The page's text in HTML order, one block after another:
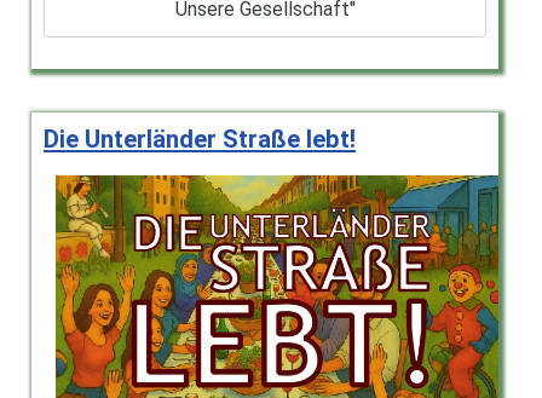
Unsere Gesellschaft"
Die Unterländer Straße lebt!